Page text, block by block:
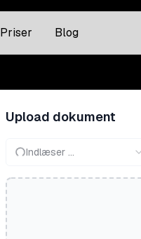
Priser Blog
Upload dokument
Indlæser ...